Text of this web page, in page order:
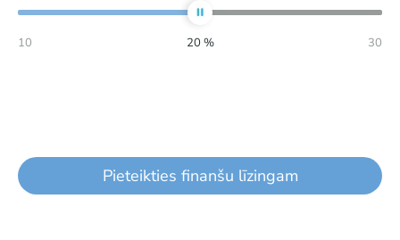
10 20 % 30
Pieteikties finanšu līzingam